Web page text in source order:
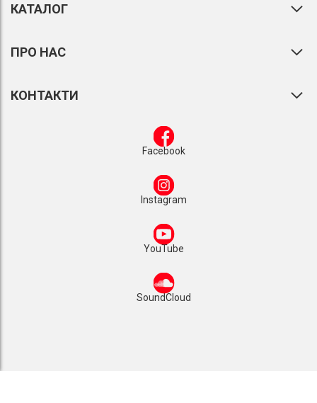
КАТАЛОГ
ПРО НАС
КОНТАКТИ
Facebook
Instagram
YouTube
SoundCloud